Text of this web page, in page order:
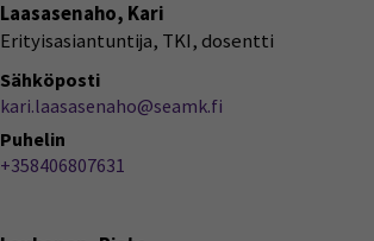
Laasasenaho, Kari
Erityisasiantuntija, TKI, dosentti
Sähköposti
kari.laasasenaho@seamk.fi
Puhelin
+358406807631